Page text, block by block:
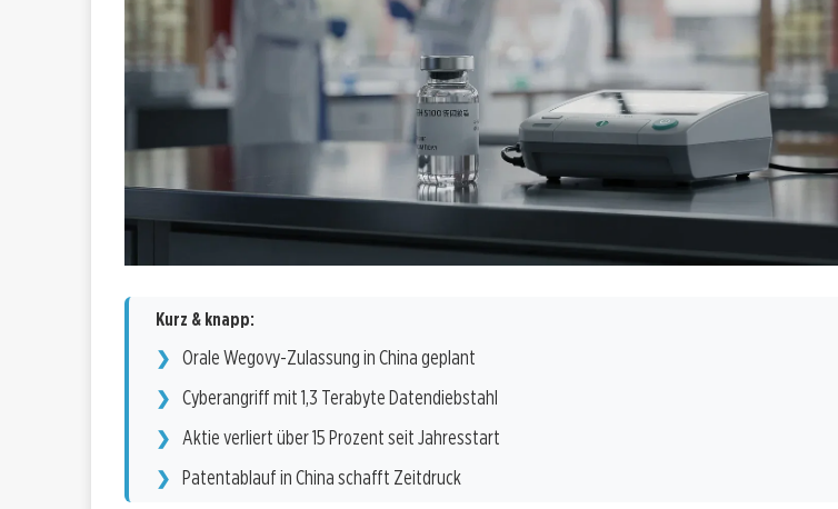
Kurz & knapp:
Orale Wegovy-Zulassung in China geplant
Cyberangriff mit 1,3 Terabyte Datendiebstahl
Aktie verliert über 15 Prozent seit Jahresstart
Patentablauf in China schafft Zeitdruck